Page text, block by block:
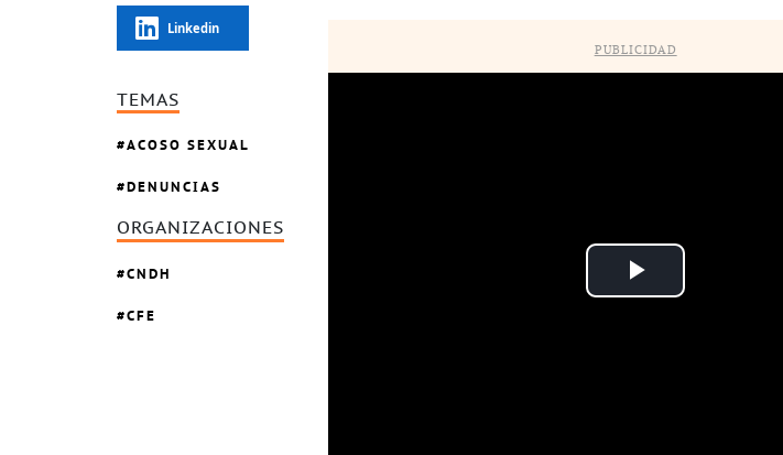
Linkedin
TEMAS
ACOSO SEXUAL
DENUNCIAS
ORGANIZACIONES
CNDH
CFE
PUBLICIDAD